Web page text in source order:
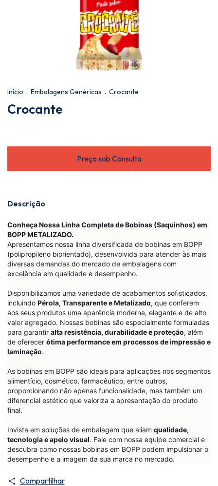
Início . Embalagens Genéricas . Crocante
Crocante
Descrição
Conheça Nossa Linha Completa de Bobinas (Saquinhos) em
BOPP METALIZADO.
Apresentamos nossa linha diversificada de bobinas em BOPP
(polipropileno biorientado), desenvolvida para atender às mais
diversas demandas do mercado de embalagens com
excelência em qualidade e desempenho.
Disponibilizamos uma variedade de acabamentos sofisticados,
incluindo Pérola, Transparente e Metalizado, que conferem
aos seus produtos uma aparência moderna, elegante e de alto
valor agregado. Nossas bobinas são especialmente formuladas
para garantir alta resistência, durabilidade e proteção, além
de oferecer ótima performance em processos de impressão e
laminação.
As bobinas em BOPP são ideais para aplicações nos segmentos
alimentício, cosmético, farmacêutico, entre outros,
proporcionando não apenas funcionalidade, mas também um
diferencial estético que valoriza a apresentação do produto
final.
Invista em soluções de embalagem que aliam qualidade,
tecnologia e apelo visual. Fale com nossa equipe comercial e
descubra como nossas bobinas em BOPP podem impulsionar o
desempenho e a imagem da sua marca no mercado.
Compartilhar